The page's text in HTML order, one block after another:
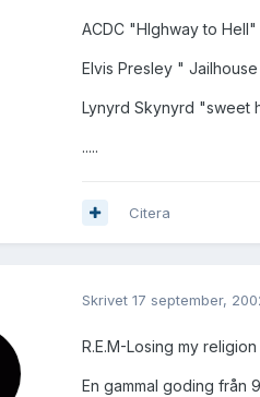
ACDC "HIghway to Hell"
Elvis Presley "
Lynyrd Skynyrd "sweet
.....
Citera
Skrivet 17 september,
R.E.M-Losing my religion
En gammal goding från